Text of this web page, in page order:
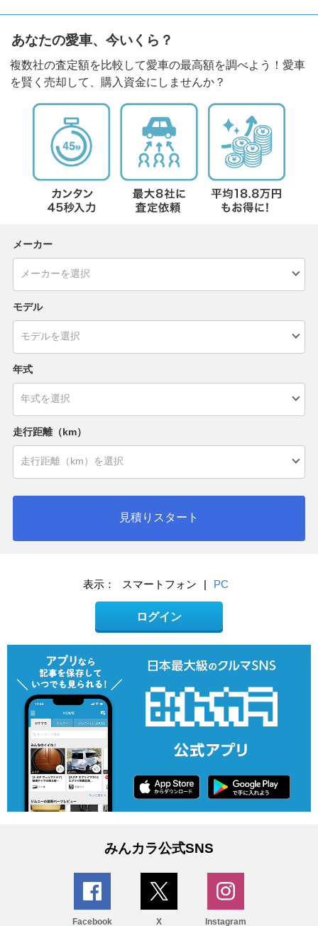
あなたの愛車、今いくら？
複数社の査定額を比較して愛車の最高額を調べよう！愛車
を賢く売却して、購入資金にしませんか？
メーカー
モデル
年式
走行距離（km）
見積りスタート
表示： スマートフォン | PC
ログイン
みんカラ公式SNS
Facebook X Instagram